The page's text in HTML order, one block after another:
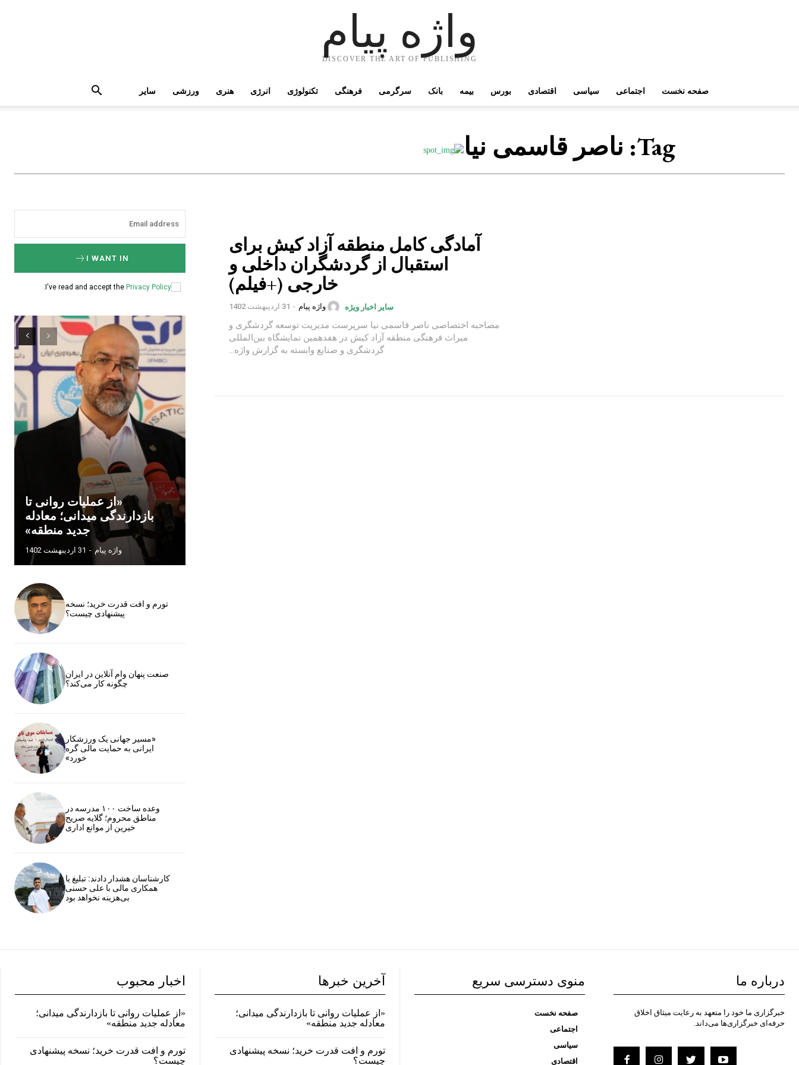
واژه پیام
DISCOVER THE ART OF PUBLISHING
صفحه نخست اجتماعی سیاسی اقتصادی بورس بیمه بانک سرگرمی فرهنگی تکنولوژی انرژی هنری ورزشی سایر
Tag: ناصر قاسمی نیا
آمادگی کامل منطقه آزاد کیش برای
استقبال از گردشگران داخلی و
خارجی (+فیلم)
سایر اخبار ویژه واژه پیام - 31 اردیبهشت 1402
مصاحبه اختصاصی ناصر قاسمی نیا سرپرست مدیریت توسعه گردشگری و
میراث فرهنگی منطقه آزاد کیش در هفدهمین نمایشگاه بین‌المللی
گردشگری و صنایع وابسته به گزارش واژه...
I WANT IN
I've read and accept the Privacy Policy
«از عملیات روانی تا
بازدارندگی میدانی؛ معادله
جدید منطقه»
واژه پیام - 31 اردیبهشت 1402
تورم و افت قدرت خرید؛ نسخه
پیشنهادی چیست؟
صنعت پنهان وام آنلاین در ایران
چگونه کار می‌کند؟
«مسیر جهانی یک ورزشکار
ایرانی به حمایت مالی گره
خورد»
وعده ساخت ۱۰۰ مدرسه در
مناطق محروم؛ گلایه صریح
خیرین از موانع اداری
کارشناسان هشدار دادند: تبلیغ یا
همکاری مالی با علی حسنی
بی‌هزینه نخواهد بود
درباره ما
خبرگزاری ما خود را متعهد به رعایت میثاق اخلاق
حرفه‌ای خبرگزاری‌ها می‌داند.
منوی دسترسی سریع
صفحه نخست
اجتماعی
سیاسی
اقتصادی
آخرین خبرها
«از عملیات روانی تا بازدارندگی میدانی؛
معادله جدید منطقه»
تورم و افت قدرت خرید؛ نسخه پیشنهادی
چیست؟
اخبار محبوب
«از عملیات روانی تا بازدارندگی میدانی؛
معادله جدید منطقه»
تورم و افت قدرت خرید؛ نسخه پیشنهادی
چیست؟